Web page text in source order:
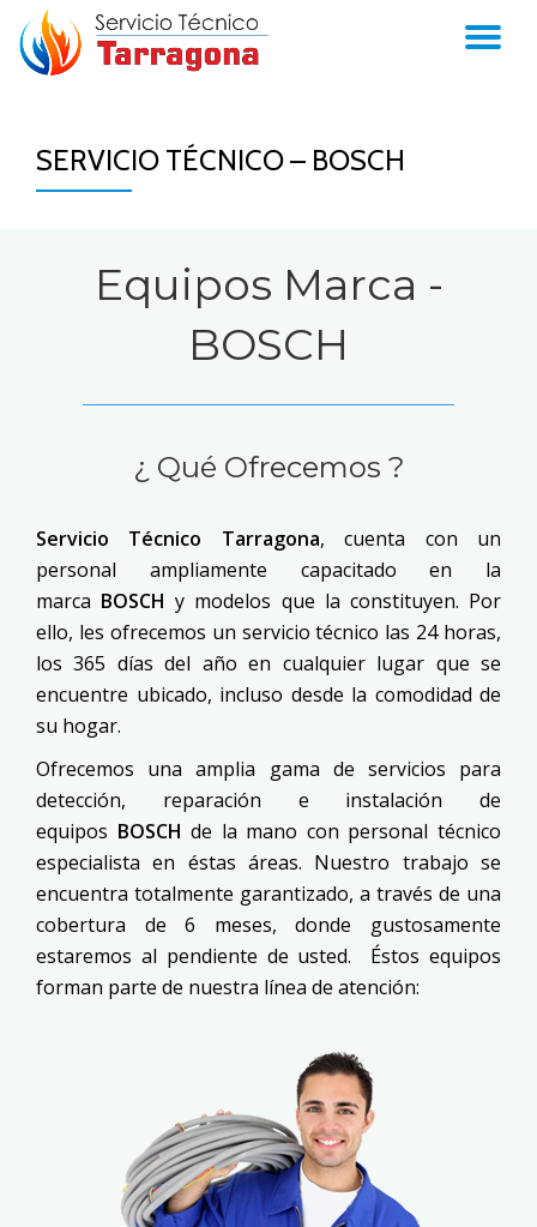
Skip
SERVICIO TÉCNICO – BOSCH
Equipos Marca -
BOSCH
¿ Qué Ofrecemos ?
Servicio Técnico Tarragona, cuenta con un
personal ampliamente capacitado en la
marca BOSCHy modelos que la constituyen. Por
ello, les ofrecemos un servicio técnico las 24 horas,
los 365 días del año en cualquier lugar que se
encuentre ubicado, incluso desde la comodidad de
su hogar.
Ofrecemos una amplia gama de servicios para
detección, reparación e instalación de
equipos BOSCH de la mano con personal técnico
especialista en éstas áreas. Nuestro trabajo se
encuentra totalmente garantizado, a través de una
cobertura de 6 meses, donde gustosamente
estaremos al pendiente de usted. Éstos equipos
forman parte de nuestra línea de atención: